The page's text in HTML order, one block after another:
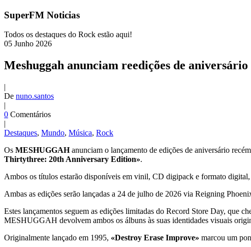
SuperFM Noticias
Todos os destaques do Rock estão aqui!
05 Junho 2026
Meshuggah anunciam reedições de
|
De nuno.santos
|
0 Comentários
|
Destaques, Mundo, Música, Rock
Os MESHUGGAHanunciam o lançamento de edições de aniversário
Thirtythree: 20th Anniversary Edition».
Ambos os títulos estarão disponíveis em vinil, CD digipack e formato
Ambas as edições serão lançadas a 24 de julho de 2026 via Reigning
Estes lançamentos seguem as edições limitadas do Record Store Day, que
MESHUGGAH devolvem ambos os álbuns às suas identidades visuais
Originalmente lançado em 1995, «Destroy Erase Improve» marcou um